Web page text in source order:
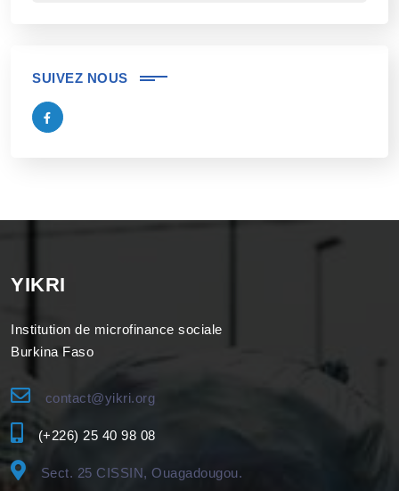
SUIVEZ NOUS
YIKRI
Institution de microfinance sociale
Burkina Faso
contact@yikri.org
(+226) 25 40 98 08
Sect. 25 CISSIN, Ouagadougou.